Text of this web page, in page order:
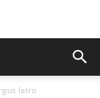
latro